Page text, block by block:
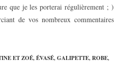
que je les porterai régulièrement ; )
de vos nombreux commentaires
ET ZOÉ, ÉVASÉ, GALIPETTE, ROBE,